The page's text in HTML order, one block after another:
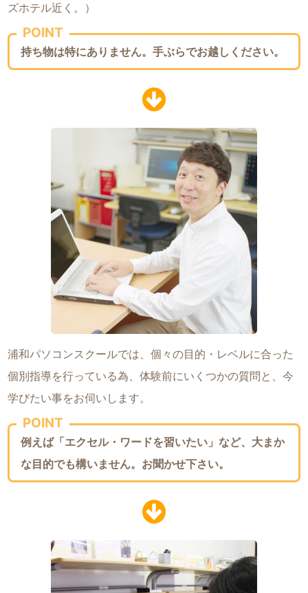
ズホテル近く。）
POINT
持ち物は特にありません。手ぶらでお越しください。
浦和パソコンスクールでは、個々の目的・レベルに合った
個別指導を行っている為、体験前にいくつかの質問と、今
学びたい事をお伺いします。
POINT
例えば「エクセル・ワードを習いたい」など、大まか
な目的でも構いません。お聞かせ下さい。